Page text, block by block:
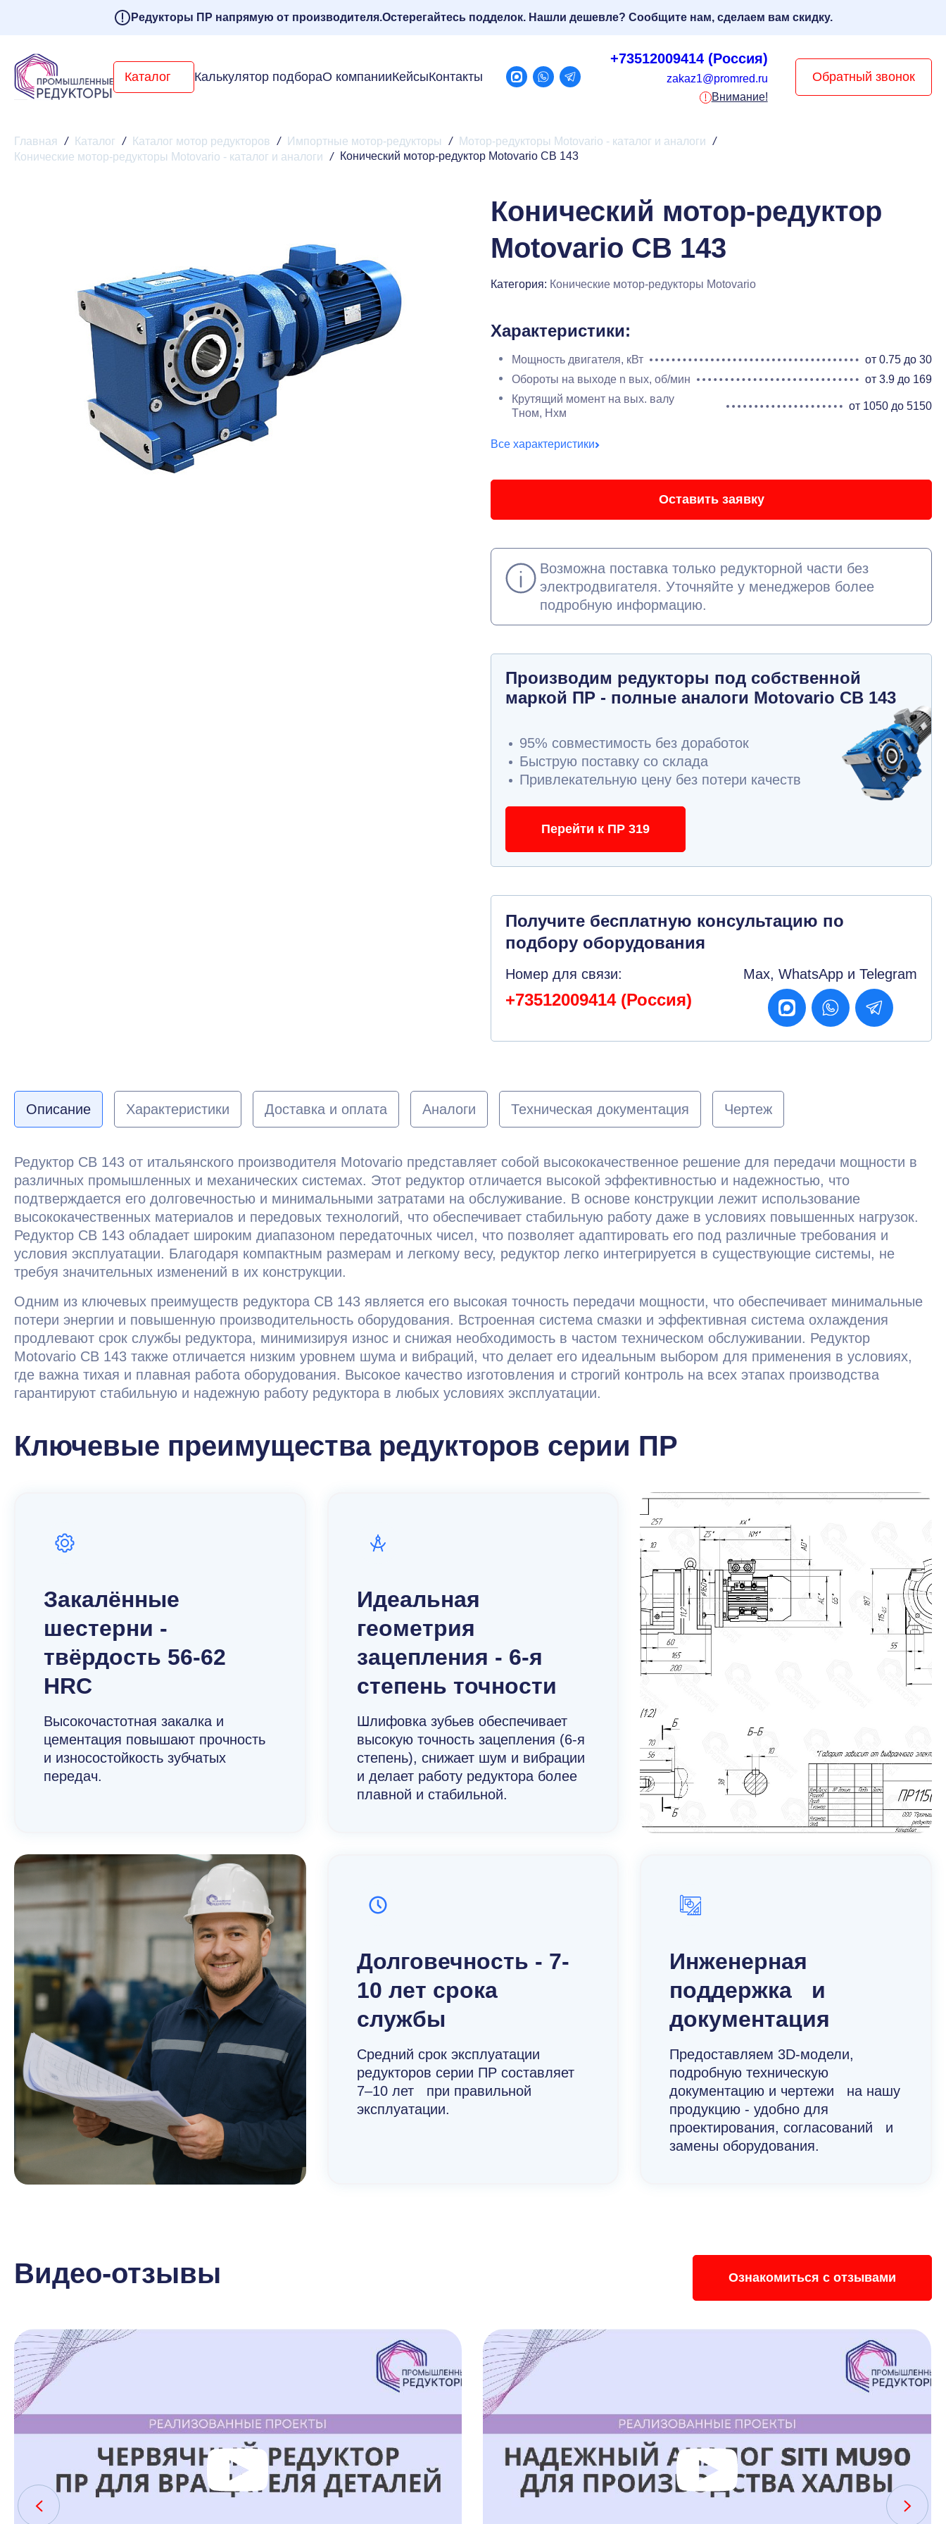
Редукторы ПР напрямую от производителя.Остерегайтесь подделок. Нашли дешевле? Сообщите нам, сделаем вам скидку.
Каталог Калькулятор подбораО компанииКейсыКонтакты
+73512009414 (Россия)
zakaz1@promred.ru
Внимание!
Обратный звонок
Главная / Каталог / Каталог мотор редукторов / Импортные мотор-редукторы / Мотор-редукторы Motovario - каталог и аналоги
/
Конические мотор-редукторы Motovario - каталог и аналоги
/ Конический мотор-редуктор Motovario CB 143
Конический мотор-редуктор
Motovario CB 143
Категория: Конические мотор-редукторы Motovario
Характеристики:
Мощность двигателя, кВт
от 0.75 до 30
Обороты на выходе n вых, об/мин
от 3.9 до 169
Крутящий момент на вых. валу
Тном, Нхм
от 1050 до 5150
Все характеристики
Оставить заявку
Возможна поставка только редукторной части без
электродвигателя. Уточняйте у менеджеров более
подробную информацию.
Производим редукторы под собственной
маркой ПР - полные аналоги Motovario CB 143
95% совместимость без доработок
Быструю поставку со склада
Привлекательную цену без потери качеств
Перейти к ПР 319
Получите бесплатную консультацию по
подбору оборудования
Номер для связи:
+73512009414 (Россия)
Max, WhatsApp и Telegram
Описание Характеристики Доставка и оплата Аналоги Техническая документация Чертеж
Редуктор CB 143 от итальянского производителя Motovario представляет собой высококачественное решение для передачи мощности в
различных промышленных и механических системах. Этот редуктор отличается высокой эффективностью и надежностью, что
подтверждается его долговечностью и минимальными затратами на обслуживание. В основе конструкции лежит использование
высококачественных материалов и передовых технологий, что обеспечивает стабильную работу даже в условиях повышенных нагрузок.
Редуктор CB 143 обладает широким диапазоном передаточных чисел, что позволяет адаптировать его под различные требования и
условия эксплуатации. Благодаря компактным размерам и легкому весу, редуктор легко интегрируется в существующие системы, не
требуя значительных изменений в их конструкции.
Одним из ключевых преимуществ редуктора CB 143 является его высокая точность передачи мощности, что обеспечивает минимальные
потери энергии и повышенную производительность оборудования. Встроенная система смазки и эффективная система охлаждения
продлевают срок службы редуктора, минимизируя износ и снижая необходимость в частом техническом обслуживании. Редуктор
Motovario CB 143 также отличается низким уровнем шума и вибраций, что делает его идеальным выбором для применения в условиях,
где важна тихая и плавная работа оборудования. Высокое качество изготовления и строгий контроль на всех этапах производства
гарантируют стабильную и надежную работу редуктора в любых условиях эксплуатации.
Ключевые преимущества редукторов серии ПР
Закалённые
шестерни -
твёрдость 56-62
HRC
Высокочастотная закалка и
цементация повышают прочность
и износостойкость зубчатых
передач.
Идеальная
геометрия
зацепления - 6-я
степень точности
Шлифовка зубьев обеспечивает
высокую точность зацепления (6-я
степень), снижает шум и вибрации
и делает работу редуктора более
плавной и стабильной.
Долговечность - 7-
10 лет срока
службы
Средний срок эксплуатации
редукторов серии ПР составляет
7–10 лет при правильной
эксплуатации.
Инженерная
поддержка и
документация
Предоставляем 3D-модели,
подробную техническую
документацию и чертежи на нашу
продукцию - удобно для
проектирования, согласований и
замены оборудования.
Видео-отзывы Ознакомиться с отзывами